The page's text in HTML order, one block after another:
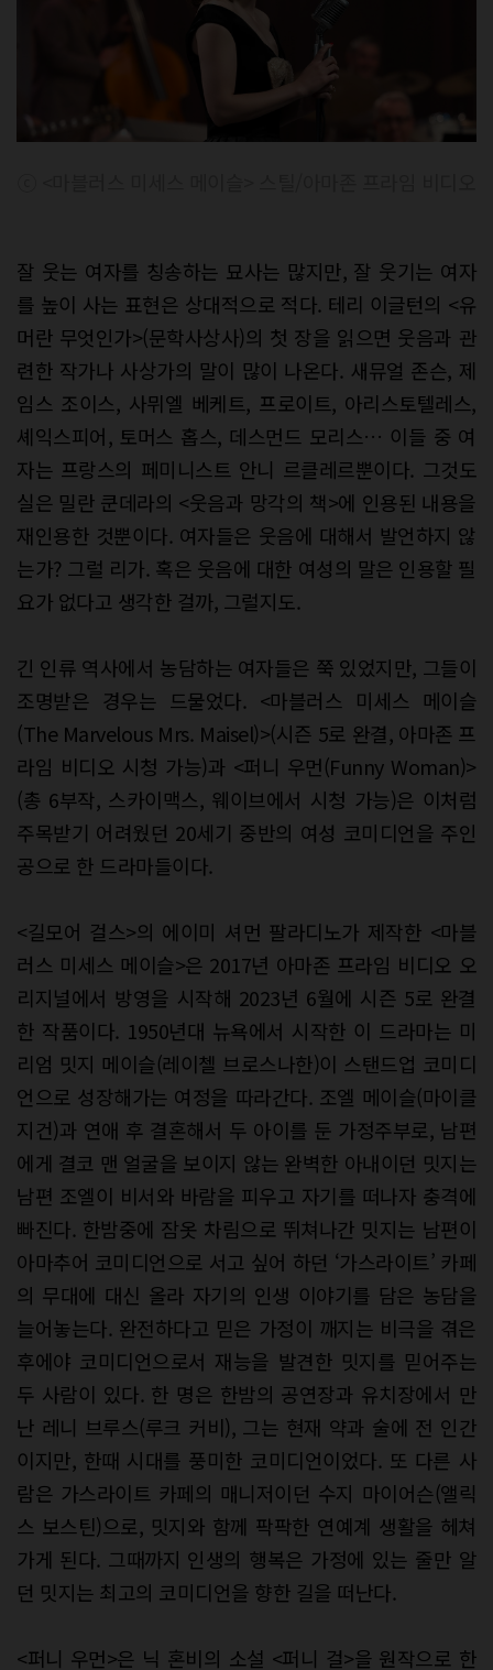
잘 웃는 여자를 칭송하는 묘사는 많지만, 잘 웃기는 여자
를 높이 사는 표현은 상대적으로 적다. 테리 이글턴의 <유
머란 무엇인가>(문학사상사)의 첫 장을 읽으면 웃음과 관
련한 작가나 사상가의 말이 많이 나온다. 새뮤얼 존슨, 제
임스 조이스, 사뮈엘 베케트, 프로이트, 아리스토텔레스,
셰익스피어, 토머스 홉스, 데스먼드 모리스… 이들 중 여
자는 프랑스의 페미니스트 안니 르클레르뿐이다. 그것도
실은 밀란 쿤데라의 <웃음과 망각의 책>에 인용된 내용을
재인용한 것뿐이다. 여자들은 웃음에 대해서 발언하지 않
는가? 그럴 리가. 혹은 웃음에 대한 여성의 말은 인용할 필
요가 없다고 생각한 걸까, 그럴지도.
긴 인류 역사에서 농담하는 여자들은 쭉 있었지만, 그들이
조명받은 경우는 드물었다. <마블러스 미세스 메이슬
(The Marvelous Mrs. Maisel)>(시즌 5로 완결, 아마존 프
라임 비디오 시청 가능)과 <퍼니 우먼(Funny Woman)>
(총 6부작, 스카이맥스, 웨이브에서 시청 가능)은 이처럼
주목받기 어려웠던 20세기 중반의 여성 코미디언을 주인
공으로 한 드라마들이다.
<길모어 걸스>의 에이미 셔먼 팔라디노가 제작한 <마블
러스 미세스 메이슬>은 2017년 아마존 프라임 비디오 오
리지널에서 방영을 시작해 2023년 6월에 시즌 5로 완결
한 작품이다. 1950년대 뉴욕에서 시작한 이 드라마는 미
리엄 밋지 메이슬(레이첼 브로스나한)이 스탠드업 코미디
언으로 성장해가는 여정을 따라간다. 조엘 메이슬(마이클
지건)과 연애 후 결혼해서 두 아이를 둔 가정주부로, 남편
에게 결코 맨 얼굴을 보이지 않는 완벽한 아내이던 밋지는
남편 조엘이 비서와 바람을 피우고 자기를 떠나자 충격에
빠진다. 한밤중에 잠옷 차림으로 뛰쳐나간 밋지는 남편이
아마추어 코미디언으로 서고 싶어 하던 ‘가스라이트’ 카페
의 무대에 대신 올라 자기의 인생 이야기를 담은 농담을
늘어놓는다. 완전하다고 믿은 가정이 깨지는 비극을 겪은
후에야 코미디언으로서 재능을 발견한 밋지를 믿어주는
두 사람이 있다. 한 명은 한밤의 공연장과 유치장에서 만
난 레니 브루스(루크 커비), 그는 현재 약과 술에 전 인간
이지만, 한때 시대를 풍미한 코미디언이었다. 또 다른 사
람은 가스라이트 카페의 매니저이던 수지 마이어슨(앨릭
스 보스틴)으로, 밋지와 함께 팍팍한 연예계 생활을 헤쳐
가게 된다. 그때까지 인생의 행복은 가정에 있는 줄만 알
던 밋지는 최고의 코미디언을 향한 길을 떠난다.
<퍼니 우먼>은 닉 혼비의 소설 <퍼니 걸>을 원작으로 한